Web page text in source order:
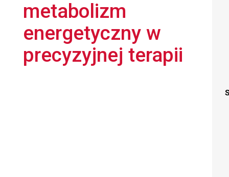
metabolizm
energetyczny w
precyzyjnej terapii